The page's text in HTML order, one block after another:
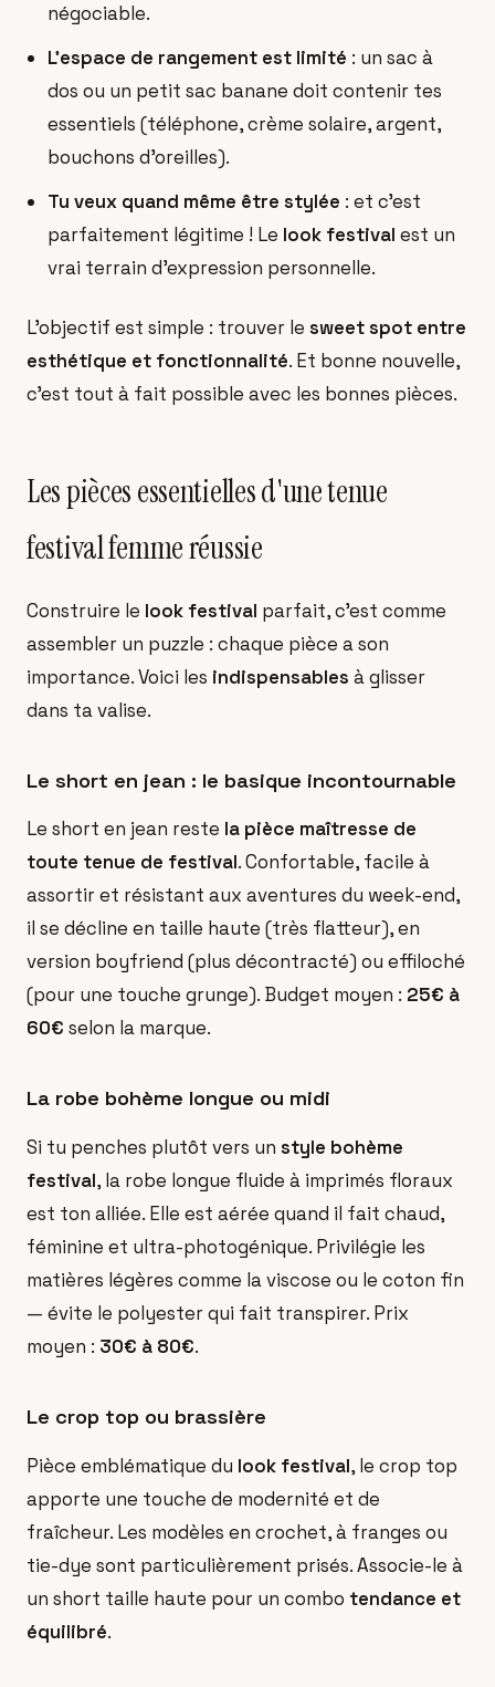
négociable.
L'espace de rangement est limité : un sac à
dos ou un petit sac banane doit contenir tes
essentiels (téléphone, crème solaire, argent,
bouchons d'oreilles).
Tu veux quand même être stylée : et c'est
parfaitement légitime ! Le look festival est un
vrai terrain d'expression personnelle.
L'objectif est simple : trouver le sweet spot entre
esthétique et fonctionnalité. Et bonne nouvelle,
c'est tout à fait possible avec les bonnes pièces.
Les pièces essentielles d'une tenue
festival femme réussie
Construire le look festival parfait, c'est comme
assembler un puzzle : chaque pièce a son
importance. Voici les indispensables à glisser
dans ta valise.
Le short en jean : le basique incontournable
Le short en jean reste la pièce maîtresse de
toute tenue de festival. Confortable, facile à
assortir et résistant aux aventures du week-end,
il se décline en taille haute (très flatteur), en
version boyfriend (plus décontracté) ou effiloché
(pour une touche grunge). Budget moyen : 25€ à
60€ selon la marque.
La robe bohème longue ou midi
Si tu penches plutôt vers un style bohème
festival, la robe longue fluide à imprimés floraux
est ton alliée. Elle est aérée quand il fait chaud,
féminine et ultra-photogénique. Privilégie les
matières légères comme la viscose ou le coton fin
— évite le polyester qui fait transpirer. Prix
moyen : 30€ à 80€.
Le crop top ou brassière
Pièce emblématique du look festival, le crop top
apporte une touche de modernité et de
fraîcheur. Les modèles en crochet, à franges ou
tie-dye sont particulièrement prisés. Associe-le à
un short taille haute pour un combo tendance et
équilibré.